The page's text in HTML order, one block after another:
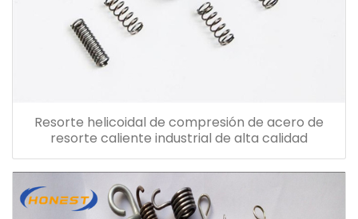
Resorte helicoidal de compresión de acero de
resorte caliente industrial de alta calidad